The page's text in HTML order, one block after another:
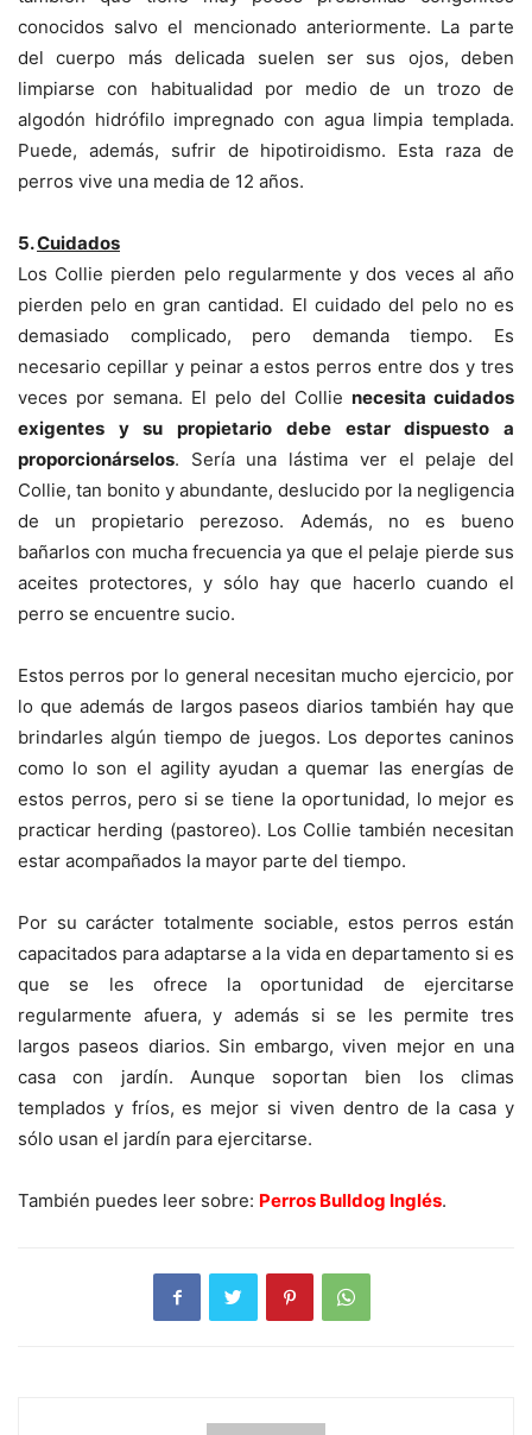
conocidos salvo el mencionado anteriormente. La parte
del cuerpo más delicada suelen ser sus ojos, deben
limpiarse con habitualidad por medio de un trozo de
algodón hidrófilo impregnado con agua limpia templada.
Puede, además, sufrir de hipotiroidismo. Esta raza de
perros vive una media de 12 años.
5.Cuidados
Los Collie pierden pelo regularmente y dos veces al año
pierden pelo en gran cantidad. El cuidado del pelo no es
demasiado complicado, pero demanda tiempo. Es
necesario cepillar y peinar a estos perros entre dos y tres
veces por semana. El pelo del Collie necesita cuidados
exigentes y su propietario debe estar dispuesto a
proporcionárselos. Sería una lástima ver el pelaje del
Collie, tan bonito y abundante, deslucido por la negligencia
de un propietario perezoso. Además, no es bueno
bañarlos con mucha frecuencia ya que el pelaje pierde sus
aceites protectores, y sólo hay que hacerlo cuando el
perro se encuentre sucio.
Estos perros por lo general necesitan mucho ejercicio, por
lo que además de largos paseos diarios también hay que
brindarles algún tiempo de juegos. Los deportes caninos
como lo son el agility ayudan a quemar las energías de
estos perros, pero si se tiene la oportunidad, lo mejor es
practicar herding (pastoreo). Los Collie también necesitan
estar acompañados la mayor parte del tiempo.
Por su carácter totalmente sociable, estos perros están
capacitados para adaptarse a la vida en departamento si es
que se les ofrece la oportunidad de ejercitarse
regularmente afuera, y además si se les permite tres
largos paseos diarios. Sin embargo, viven mejor en una
casa con jardín. Aunque soportan bien los climas
templados y fríos, es mejor si viven dentro de la casa y
sólo usan el jardín para ejercitarse.
También puedes leer sobre: Perros Bulldog Inglés.